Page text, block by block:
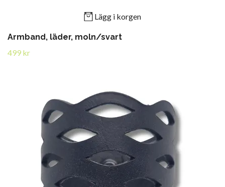
Lägg i korgen
Armband, läder, moln/svart
499 kr